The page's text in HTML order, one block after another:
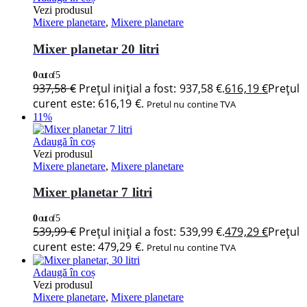
Vezi produsul
Mixere planetare, Mixere planetare
Mixer planetar 20 litri
0out of 5
937,58€ Prețul inițial a fost: 937,58 €.616,19€Prețul
curent este: 616,19 €. Pretul nu contine TVA
11%
Adaugă în coș
Vezi produsul
Mixere planetare, Mixere planetare
Mixer planetar 7 litri
0out of 5
539,99€ Prețul inițial a fost: 539,99 €.479,29€Prețul
curent este: 479,29 €. Pretul nu contine TVA
Adaugă în coș
Vezi produsul
Mixere planetare, Mixere planetare